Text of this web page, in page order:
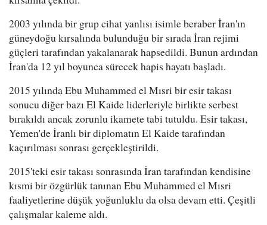
2003 yılında bir grup cihat yanlısı isimle beraber İran'ın
güneydoğu kırsalında bulunduğu bir sırada İran rejimi
güçleri tarafından yakalanarak hapsedildi. Bunun ardından
İran'da 12 yıl boyunca sürecek hapis hayatı başladı.
2015 yılında Ebu Muhammed el Mısri bir esir takası
sonucu diğer bazı El Kaide liderleriyle birlikte serbest
bırakıldı ancak zorunlu ikamete tabi tutuldu. Esir takası,
Yemen'de İranlı bir diplomatın El Kaide tarafından
kaçırılması sonrası gerçekleştirildi.
2015'teki esir takası sonrasında İran tarafından kendisine
kısmi bir özgürlük tanınan Ebu Muhammed el Mısri
faaliyetlerine düşük yoğunluklu da olsa devam etti. Çeşitli
çalışmalar kaleme aldı.